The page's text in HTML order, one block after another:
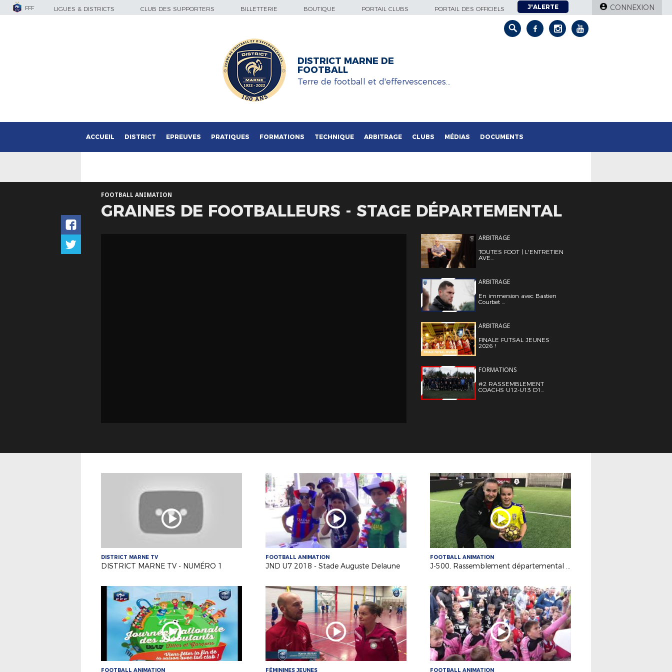
FFF LIGUES & DISTRICTS CLUB DES SUPPORTERS BILLETTERIE BOUTIQUE PORTAIL CLUBS PORTAIL DES OFFICIELS J'ALERTE CONNEXION
DISTRICT MARNE DE
FOOTBALL
Terre de football et d'effervescences…
ACCUEIL DISTRICT EPREUVES PRATIQUES FORMATIONS TECHNIQUE ARBITRAGE CLUBS MÉDIAS DOCUMENTS
FOOTBALL ANIMATION
GRAINES DE FOOTBALLEURS - STAGE DÉPARTEMENTAL
ARBITRAGE
TOUTES FOOT | L'ENTRETIEN
AVE...
ARBITRAGE
En immersion avec Bastien
Courbet ...
ARBITRAGE
FINALE FUTSAL JEUNES
2026 !
FORMATIONS
#2 RASSEMBLEMENT
COACHS U12-U13 D1...
DISTRICT MARNE TV
DISTRICT MARNE TV - NUMÉRO 1
FOOTBALL ANIMATION
JND U7 2018 - Stade Auguste Delaune
FOOTBALL ANIMATION
J-500, Rassemblement départemental U6F à U15F
FOOTBALL ANIMATION FÉMININES JEUNES FOOTBALL ANIMATION